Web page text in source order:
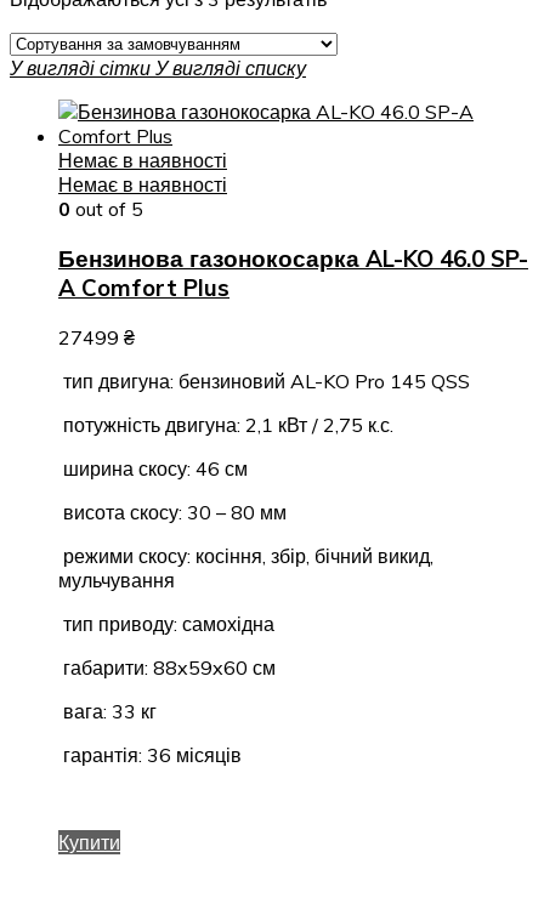
У вигляді сітки У вигляді списку
Немає в наявності
Немає в наявності
0 out of 5
Бензинова газонокосарка AL-KO 46.0 SP-
A Comfort Plus
27499 ₴
тип двигуна: бензиновий AL-KO Pro 145 QSS
потужність двигуна: 2,1 кВт / 2,75 к.с.
ширина скосу: 46 см
висота скосу: 30 – 80 мм
режими скосу: косіння, збір, бічний викид,
мульчування
тип приводу: самохідна
габарити: 88x59x60 см
вага: 33 кг
гарантія: 36 місяців
Купити